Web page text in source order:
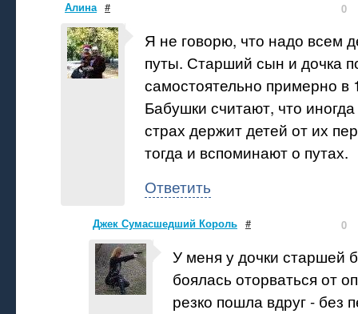
Алина # 0
Я не говорю, что надо всем
путы. Старший сын и дочка
самостоятельно примерно в
Бабушки считают, что
страх держит детей от их
тогда и вспоминают о путах.
Ответить
Джек Сумасшедший Король # 0
У меня у дочки старшей
боялась оторваться от
резко пошла вдруг - без